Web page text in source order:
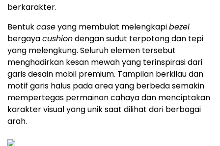
berkarakter.
Bentukcaseyang membulat melengkapibezel
bergayacushiondengan sudut terpotong dan tepi
yang melengkung. Seluruh elemen tersebut
menghadirkan kesan mewah yang terinspirasi dari
garis desain mobil premium. Tampilan berkilau dan
motif garis halus pada area yang berbeda semakin
mempertegas permainan cahaya dan menciptakan
karakter visual yang unik saat dilihat dari berbagai
arah.